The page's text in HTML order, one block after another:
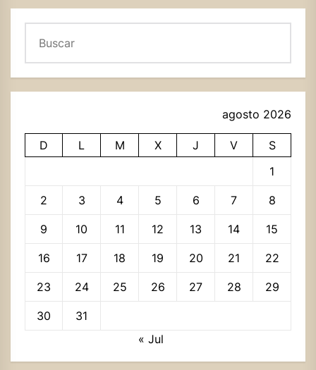
agosto 2026
D L M X J V
S
1
2 3 4 5 6 7 8
9 10 11 12 13 14 15
16 17 18 19 20 21 22
23 24 25 26 27 28 29
30
31
« Jul